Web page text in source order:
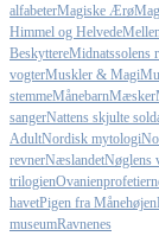
alfabeterMagiske Ærø
Himmel og Helvede
BeskyttereMidnatssolens
vogterMuskler & Magi
stemmeMånebarnMæsker
sangerNattens skjulte
AdultNordisk mytologi
revnerNæslandetNøglens
trilogien
havetPigen fra Månehøjen
museumRavnenes